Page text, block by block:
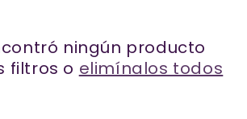
ningún producto
filtros o elimínalos todos